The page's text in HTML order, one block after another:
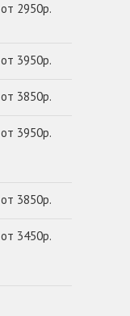
от 2950р.
от 3950р.
от 3850р.
от 3950р.
от 3850р.
от 3450р.